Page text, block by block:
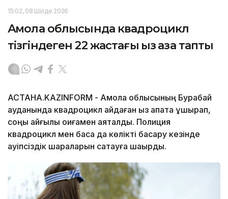
15:02, 08 Шілде 2026
Ақмола облысында квадроцикл
тізгіндеген 22 жастағы қыз қаза тапты
АСТАНА.KAZINFORM - Ақмола облысының Бурабай
ауданында квадроцикл айдаған қыз апатқа ұшырап,
соңы қайғылы оқиғамен аяқталды. Полиция
квадроцикл мен басқа да көлікті басқару кезінде
қауіпсіздік шараларын сақтауға шақырды.